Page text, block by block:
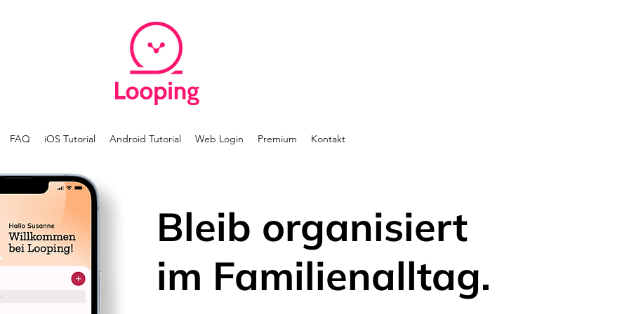
FAQ iOS Tutorial Android Tutorial Web Login Premium Kontakt
Bleib organisiert
im Familienalltag.